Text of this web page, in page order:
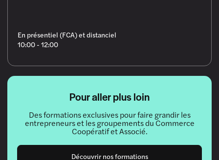
Pour aller plus loin
Des formations exclusives pour faire grandir les
entrepreneurs et les groupements du Commerce
Coopératif et Associé.
Découvrir nos formations
En présentiel (FCA) et distanciel
10:00 - 12:00